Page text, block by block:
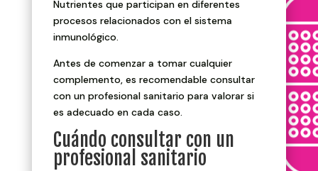
Nutrientes que participan en diferentes
procesos relacionados con el sistema
inmunológico.
Antes de comenzar a tomar cualquier
complemento, es recomendable consultar
con un profesional sanitario para valorar si
es adecuado en cada caso.
Cuándo consultar con un
profesional sanitario